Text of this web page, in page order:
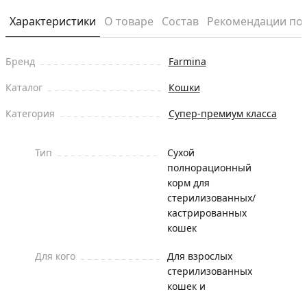
Характеристики О товаре Состав Рекомендации
Бренд
Farmina
Каталог
Кошки
Категория
Супер-премиум класса
Тип
Сухой
полнорационный
корм для
стерилизованных/
кастрированных
кошек
Для кого
Для взрослых
стерилизованных
кошек и